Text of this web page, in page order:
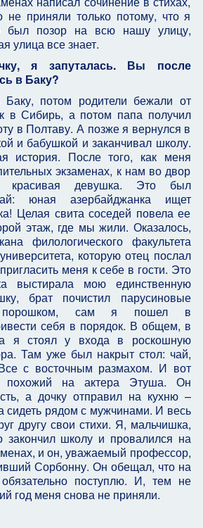
приняли только потому, что я
был позор на всю нашу улицу,
улица все знает.
я запуталась. Вы после
в Баку?
потом родители бежали от
в Сибирь, а потом папа получил
в Полтаву. А позже я вернулся в
и бабушкой и заканчивал школу.
история. После того, как меня
экзаменах, к нам во двор
красивая девушка. Это был
юная азербайджанка ищет
Целая свита соседей повела ее
этаж, где мы жили. Оказалось,
филологического факультета
которую отец послал
меня к себе в гости. Это
выстирала мою единственную
брат почистил парусиновые
порошком, сам я пошел в
себя в порядок. В общем, в
я стоял у входа в роскошную
Там уже был накрыт стол: чай,
с восточным размахом. И вот
похожий на актера Этуша. Он
а дочку отправил на кухню –
рядом с мужчинами. И весь
другу свои стихи. Я, мальчишка,
закончил школу и провалился на
и он, уважаемый профессор,
Сорбонну. Он обещал, что на
поступлю. И, тем не
год меня снова не приняли.